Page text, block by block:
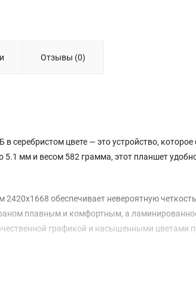
Отзывы (0)
в серебристом цвете — это устройство,
5.1 мм и весом 582 грамма, этот планшет
2420x1668 обеспечивает невероятную
плавным и комфортным, а
графикой и насыщенными цветами
места для хранения всех ваших